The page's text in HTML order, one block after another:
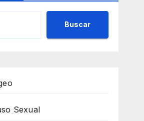
Buscar
Sexual